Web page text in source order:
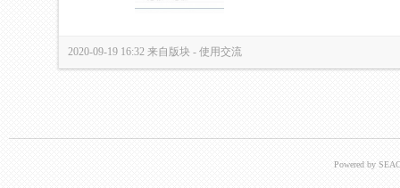
2020-09-19 16:32 来自版块 - 使用交流
Powered by